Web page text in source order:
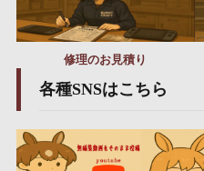
修理のお見積り
各種SNSはこちら